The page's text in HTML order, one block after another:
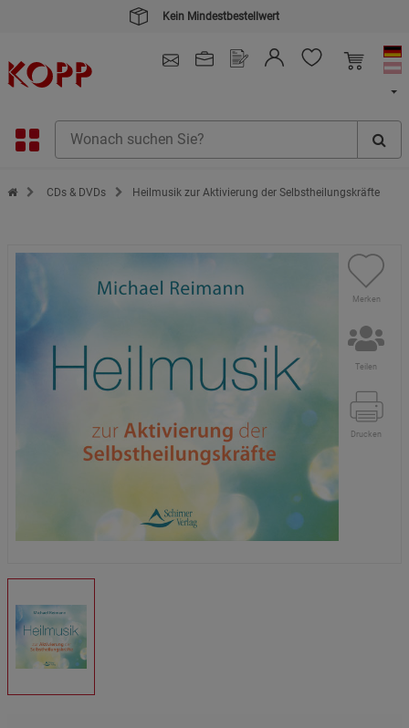
Kein Mindestbestellwert
Zur Startseite des Kopp Verlag Online-Shop
CDs & DVDs Heilmusik zur Aktivierung der Selbstheilungskräfte
Merken
Teilen
Drucken